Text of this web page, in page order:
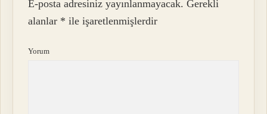
E-posta adresiniz yayınlanmayacak. Gerekli
alanlar * ile işaretlenmişlerdir
Yorum